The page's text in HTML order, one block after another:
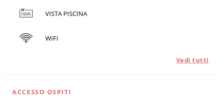
VISTA PISCINA
WIFI
Vedi tutti
ACCESSO OSPITI